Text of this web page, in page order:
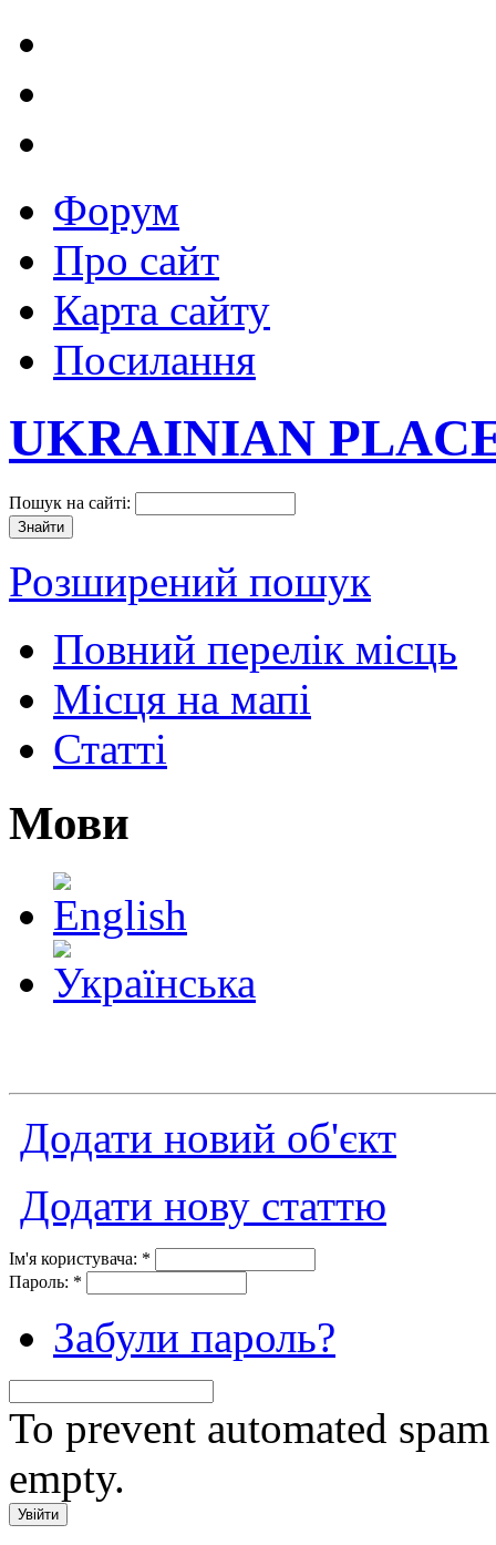
Форум
Про сайт
Карта сайту
Посилання
UKRAINIAN
Пошук на сайті:
Розширений пошук
Повний перелік місць
Місця на мапі
Статті
Мови
Додати новий об'єкт
Додати нову статтю
Ім'я користувача: *
Пароль: *
Забули пароль?
To prevent automated
empty.